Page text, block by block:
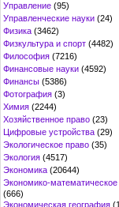
Управление (95)
Управленческие науки (24)
Физика (3462)
Физкультура и спорт (4482)
Философия (7216)
Финансовые науки (4592)
Финансы (5386)
Фотография (3)
Химия (2244)
Хозяйственное право (23)
Цифровые устройства (29)
Экологическое право (35)
Экология (4517)
Экономика (20644)
Экономико-
(666)
Экономическая география